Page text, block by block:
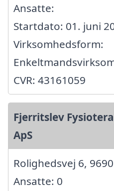
Ansatte:
Startdato: 01. juni
Virksomhedsform:
CVR: 43161059
Fjerritslev
ApS
Rolighedsvej 6,
Ansatte: 0